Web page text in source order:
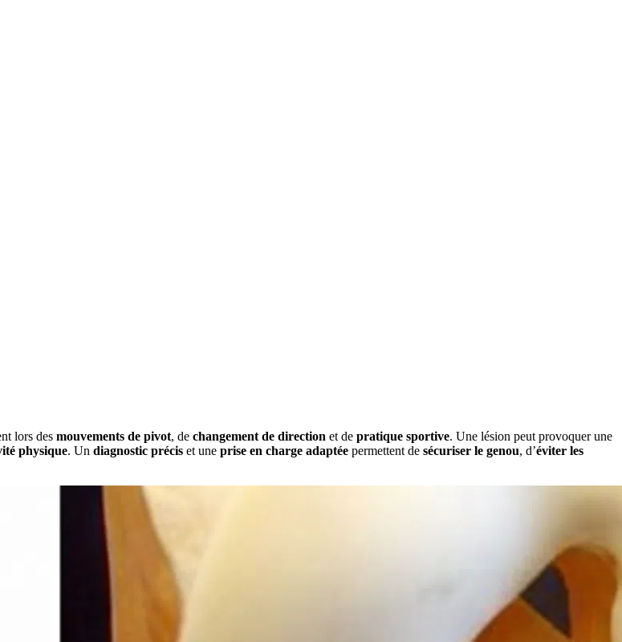
lors des mouvements de pivot, de changement de direction et de pratique sportive. Une lésion peut provoquer une
physique. Un diagnostic précis et une prise en charge adaptée permettent de sécuriser le genou, d’éviter les